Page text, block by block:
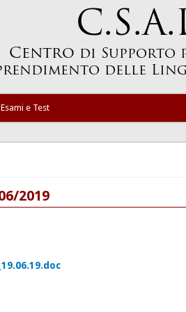
Esami e Test
2019